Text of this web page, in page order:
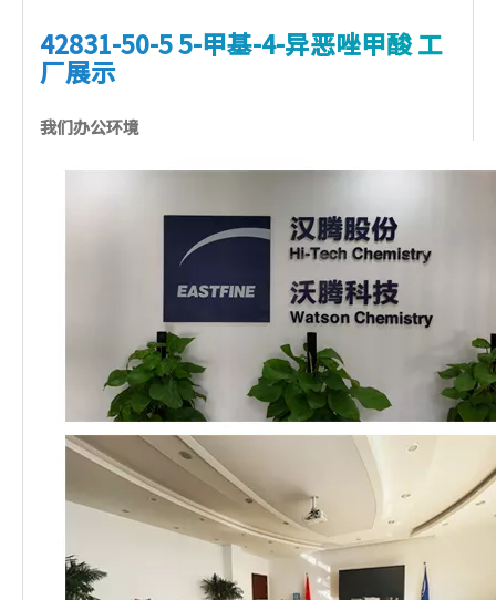
42831-50-5 5-甲基-4-异恶唑甲酸工
厂展示
我们办公环境